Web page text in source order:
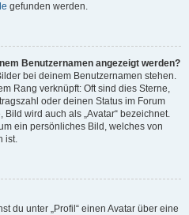
gefunden werden.
Benutzernamen angezeigt werden?
bei deinem Benutzernamen stehen.
Rang verknüpft: Oft sind dies Sterne,
oder deinen Status im Forum
wird auch als „Avatar“ bezeichnet.
ein persönliches Bild, welches von
ist.
du unter „Profil“ einen Avatar über eine